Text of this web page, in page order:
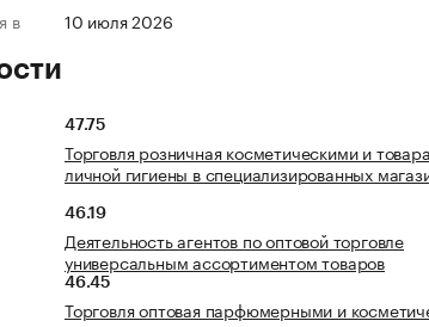
в
10 июля 2026
47.75
Торговля розничная косметическими и
личной гигиены в специализированных
46.19
Деятельность агентов по оптовой торговле
универсальным ассортиментом товаров
46.45
Торговля оптовая парфюмерными и